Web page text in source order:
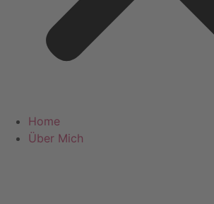
Home
Über Mich